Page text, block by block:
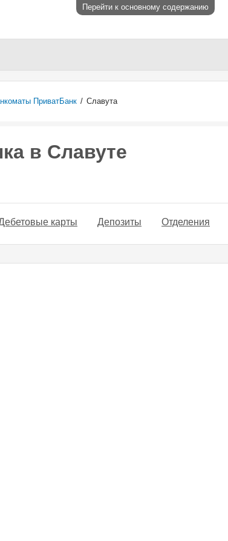
Перейти к основному содержанию
ПриватБанк / Славута
в Славуте
карты Депозиты Отделения